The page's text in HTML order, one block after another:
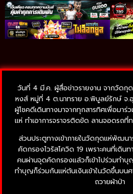
วันที่ 4 มี.ค. ผู้สื่อข่าวรายงาน จากวัด
หงส์ หมู่ที่ 4 ต.นาทราย อ.พิบูลย์รักษ์ จ.
ผู้โชคดีเดินทางมาจากทุกสารทิศเพื่อมา
แห่ ทำเอาการจราจรติดขัด ลานจอดรถ
ส่วนประตูทางเข้าภายในวัดกุดแห่พัฒน
คัดกรองไวรัสโควิด 19 เพราะคนที่เดิน
คนผ่านจุดคัดกรองแล้วก็เข้าไปร่วมทำ
ทำบุญก็ร่วมกันแห่ต้นเงินเข้าในวัดขึ้นบน
ถวายผ้าป่า